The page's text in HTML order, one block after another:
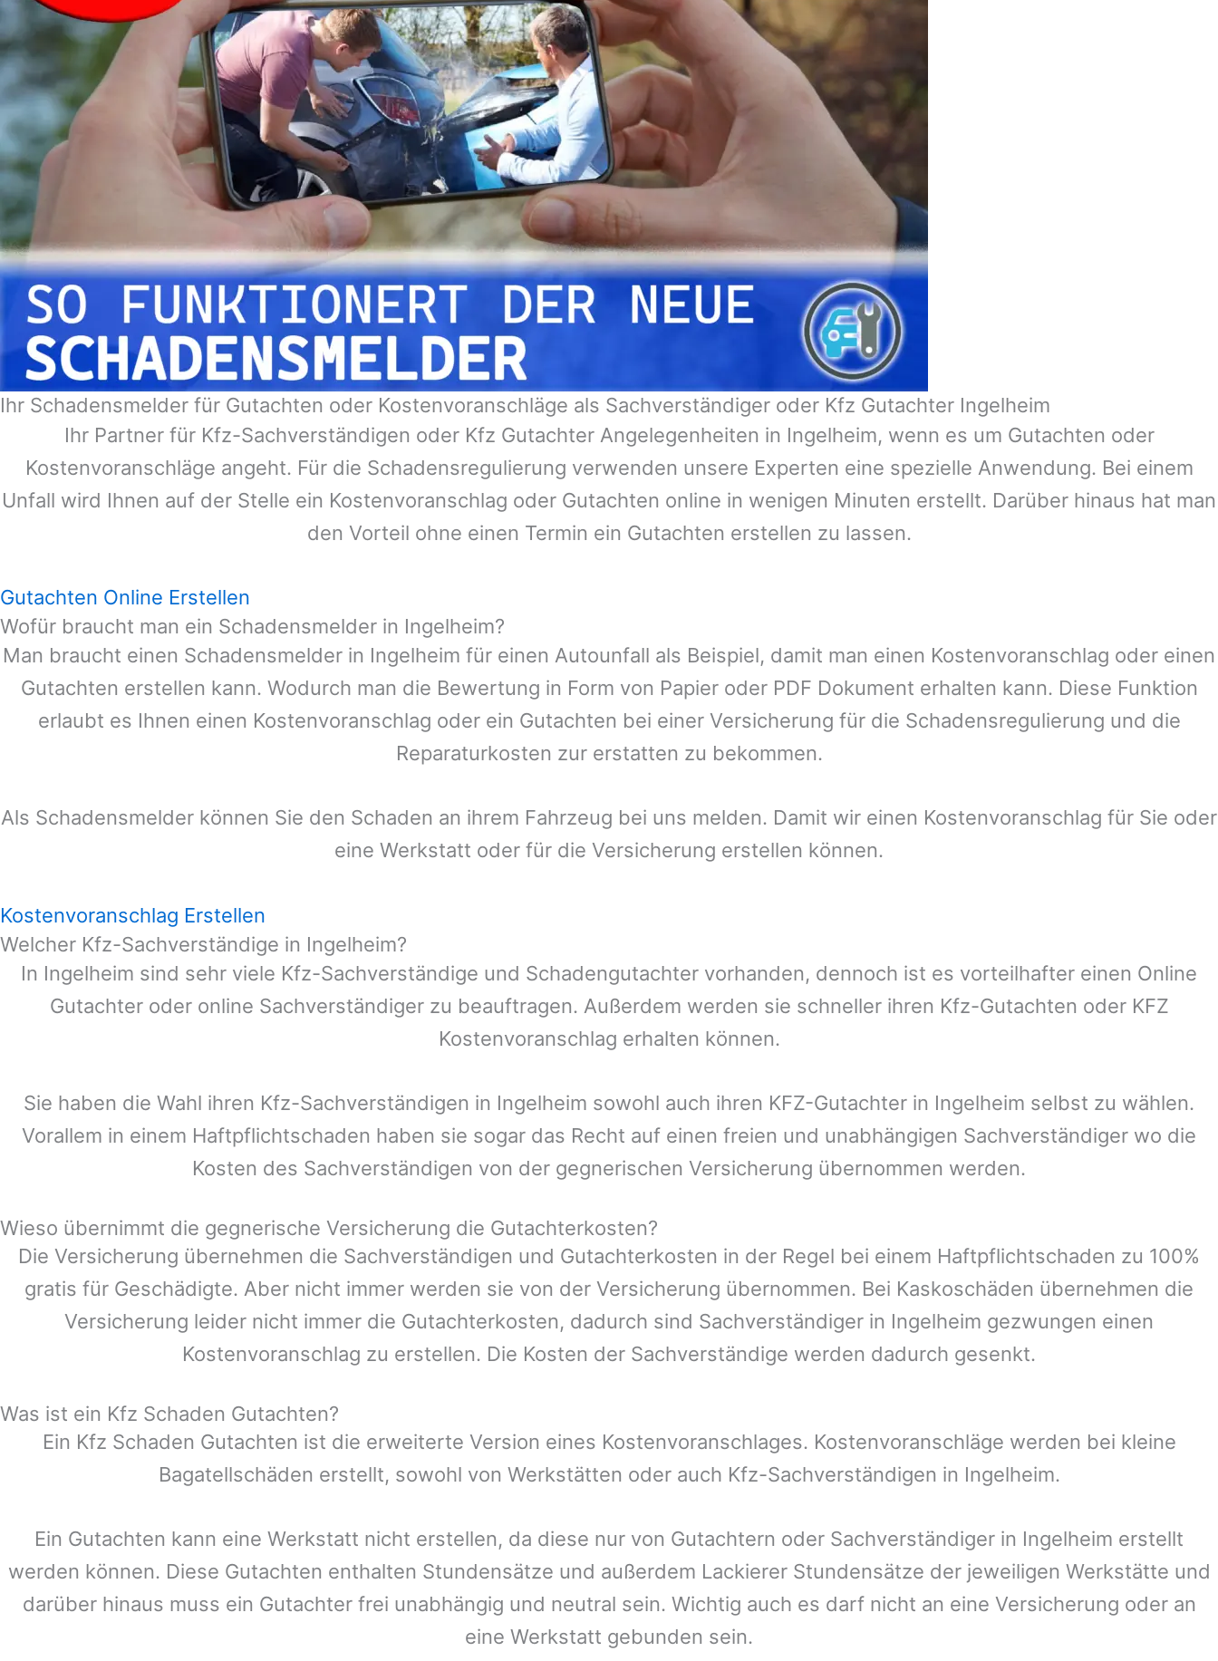
Ihr Schadensmelder für Gutachten oder Kostenvoranschläge als Sachverständiger oder Kfz Gutachter Ingelheim
Ihr Partner für Kfz-Sachverständigen oder Kfz Gutachter Angelegenheiten in Ingelheim, wenn es um Gutachten oder
Kostenvoranschläge angeht. Für die Schadensregulierung verwenden unsere Experten eine spezielle Anwendung. Bei einem
Unfall wird Ihnen auf der Stelle ein Kostenvoranschlag oder Gutachten online in wenigen Minuten erstellt. Darüber hinaus hat man
den Vorteil ohne einen Termin ein Gutachten erstellen zu lassen.
Gutachten Online Erstellen
Wofür braucht man ein Schadensmelder in Ingelheim?
Man braucht einen Schadensmelder in Ingelheim für einen Autounfall als Beispiel, damit man einen Kostenvoranschlag oder einen
Gutachten erstellen kann. Wodurch man die Bewertung in Form von Papier oder PDF Dokument erhalten kann. Diese Funktion
erlaubt es Ihnen einen Kostenvoranschlag oder ein Gutachten bei einer Versicherung für die Schadensregulierung und die
Reparaturkosten zur erstatten zu bekommen.
Als Schadensmelder können Sie den Schaden an ihrem Fahrzeug bei uns melden. Damit wir einen Kostenvoranschlag für Sie oder
eine Werkstatt oder für die Versicherung erstellen können.
Kostenvoranschlag Erstellen
Welcher Kfz-Sachverständige in Ingelheim?
In Ingelheim sind sehr viele Kfz-Sachverständige und Schadengutachter vorhanden, dennoch ist es vorteilhafter einen Online
Gutachter oder online Sachverständiger zu beauftragen. Außerdem werden sie schneller ihren Kfz-Gutachten oder KFZ
Kostenvoranschlag erhalten können.
Sie haben die Wahl ihren Kfz-Sachverständigen in Ingelheim sowohl auch ihren KFZ-Gutachter in Ingelheim selbst zu wählen.
Vorallem in einem Haftpflichtschaden haben sie sogar das Recht auf einen freien und unabhängigen Sachverständiger wo die
Kosten des Sachverständigen von der gegnerischen Versicherung übernommen werden.
Wieso übernimmt die gegnerische Versicherung die Gutachterkosten?
Die Versicherung übernehmen die Sachverständigen und Gutachterkosten in der Regel bei einem Haftpflichtschaden zu 100%
gratis für Geschädigte. Aber nicht immer werden sie von der Versicherung übernommen. Bei Kaskoschäden übernehmen die
Versicherung leider nicht immer die Gutachterkosten, dadurch sind Sachverständiger in Ingelheim gezwungen einen
Kostenvoranschlag zu erstellen. Die Kosten der Sachverständige werden dadurch gesenkt.
Was ist ein Kfz Schaden Gutachten?
Ein Kfz Schaden Gutachten ist die erweiterte Version eines Kostenvoranschlages. Kostenvoranschläge werden bei kleine
Bagatellschäden erstellt, sowohl von Werkstätten oder auch Kfz-Sachverständigen in Ingelheim.
Ein Gutachten kann eine Werkstatt nicht erstellen, da diese nur von Gutachtern oder Sachverständiger in Ingelheim erstellt
werden können. Diese Gutachten enthalten Stundensätze und außerdem Lackierer Stundensätze der jeweiligen Werkstätte und
darüber hinaus muss ein Gutachter frei unabhängig und neutral sein. Wichtig auch es darf nicht an eine Versicherung oder an
eine Werkstatt gebunden sein.